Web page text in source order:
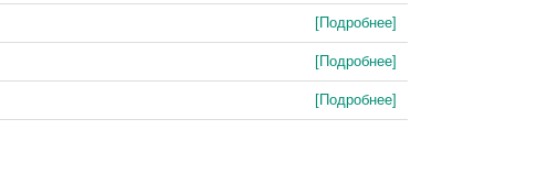
[Подробнее]
[Подробнее]
[Подробнее]